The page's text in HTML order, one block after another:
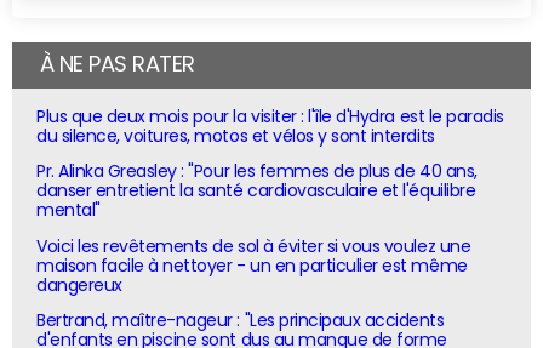
À NE PAS RATER
Plus que deux mois pour la visiter : l'île d'Hydra est le paradis
du silence, voitures, motos et vélos y sont interdits
Pr. Alinka Greasley : "Pour les femmes de plus de 40 ans,
danser entretient la santé cardiovasculaire et l'équilibre
mental"
Voici les revêtements de sol à éviter si vous voulez une
maison facile à nettoyer - un en particulier est même
dangereux
Bertrand, maître-nageur : "Les principaux accidents
d'enfants en piscine sont dus au manque de forme